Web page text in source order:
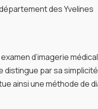
des Yvelines
d’imagerie
distingue par sa
ainsi une méthode de